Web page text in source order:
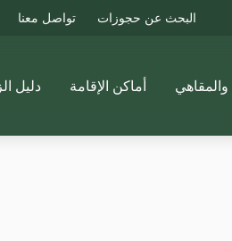
البحث عن حجوزات تواصل معنا
أماكن الإقامة دليل